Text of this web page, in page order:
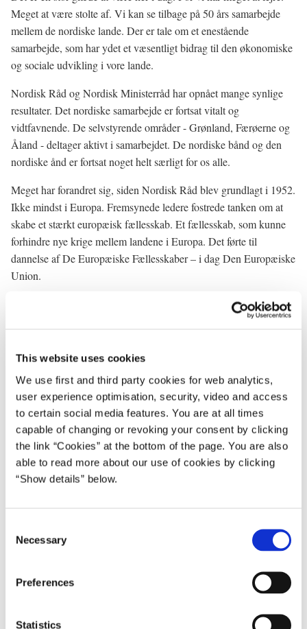
This website uses cookies
We use first and third party cookies for web analytics,
user experience optimisation, security, video and access
to certain social media features. You are at all times
capable of changing or revoking your consent by clicking
the link “Cookies” at the bottom of the page. You are also
able to read more about our use of cookies by clicking
“Show details” below.
Necessary
Preferences
Statistics
Meget at være stolte af. Vi kan se tilbage på 50 års samarbejde
mellem de nordiske lande. Der er tale om et enestående
samarbejde, som har ydet et væsentligt bidrag til den økonomiske
og sociale udvikling i vore lande.
Nordisk Råd og Nordisk Ministerråd har opnået mange synlige
resultater. Det nordiske samarbejde er fortsat vitalt og
vidtfavnende. De selvstyrende områder - Grønland, Færøerne og
Åland - deltager aktivt i samarbejdet. De nordiske bånd og den
nordiske ånd er fortsat noget helt særligt for os alle.
Meget har forandret sig, siden Nordisk Råd blev grundlagt i 1952.
Ikke mindst i Europa. Fremsynede ledere fostrede tanken om at
skabe et stærkt europæisk fællesskab. Et fællesskab, som kunne
forhindre nye krige mellem landene i Europa. Det førte til
dannelse af De Europæiske Fællesskaber – i dag Den Europæiske
Union.
Danmark var det første nordiske land, som tilsluttede sig EF. Det
skete i 1973. Siden hen – i 1995 – fulgte Finland og Sverige.
aftalen om Det Europæiske Økonomiske Samarbejdsområde –
Vi er således alle knyttet til EU. Vi nyder alle godt af fordelene
ved EU’s indre marked. Og for os alle gælder det, at vor fremtid i
høj grad vil blive påvirket af udviklingen i det europæiske
samarbejde.
Derfor er det rigtigt og vigtigt, at vi i stigende grad ser det
Norden har meget at tilbyde Europa. Mange på det europæiske
et ideal. Derfor lytter man til os. Norden har en stemme. Den taler
I værket, ”Nordens Mytologi” taler den danske digter, Grundtvig,